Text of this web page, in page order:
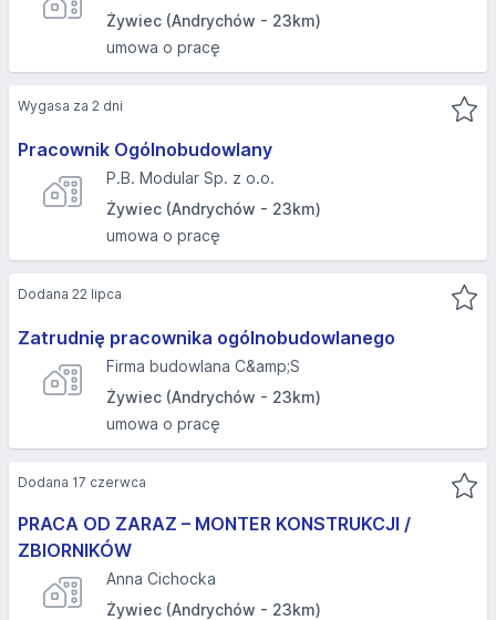
Żywiec (Andrychów - 23km)
umowa o pracę
Pracownik Ogólnobudowlany
P.B. Modular Sp. z o.o.
Żywiec (Andrychów - 23km)
umowa o pracę
Wygasa za 2 dni
Zatrudnię pracownika ogólnobudowlanego
Firma budowlana C&amp;S
Żywiec (Andrychów - 23km)
umowa o pracę
Dodana 22 lipca
PRACA OD ZARAZ – MONTER KONSTRUKCJI /
ZBIORNIKÓW
Anna Cichocka
Żywiec (Andrychów - 23km)
Dodana 17 czerwca